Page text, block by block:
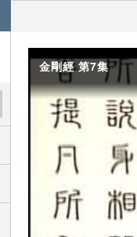
金剛經 第7集